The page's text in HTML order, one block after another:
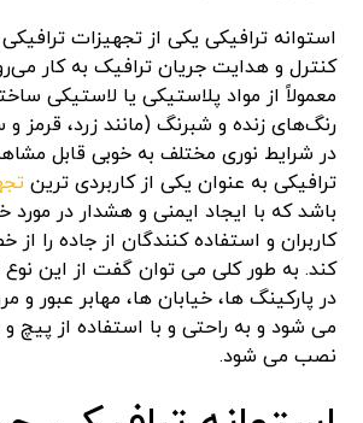
استوانه ترافیکی یکی از تجهیزات
کنترل و هدایت جریان ترافیک به کار
معمولاً از مواد پلاستیکی یا لاستیکی
رنگ‌های زنده و شبرنگ (مانند زرد، قرمز
در شرایط نوری مختلف به خوبی قابل
ترافیکی به عنوان یکی از کاربردی ترین
باشد که با ایجاد ایمنی و هشدار در مورد
کاربران و استفاده کنندگان از جاده را
کند. به طور کلی می توان گفت از این نوع
در پارکینگ ها، خیابان ها، مهابر عبور و
می شود و به راحتی و با استفاده از پیچ
نصب می شود.